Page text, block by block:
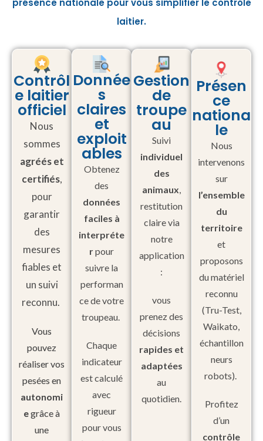
présence nationale pour vous simplifier le contrôle
laitier.
Contrôl
e laitier
officiel
Nous
sommes
agréés et
certifiés,
pour
garantir
des
mesures
fiables et
un suivi
reconnu.
Vous
pouvez
réaliser vos
pesées en
autonomi
egrâce à
une
Donnée
s
claires
et
exploit
ables
Obtenez
des
données
faciles à
interpréte
rpour
suivre la
performan
ce de votre
troupeau.
Chaque
indicateur
est calculé
avec
rigueur
pour vous
Gestion
de
troupe
au
Suivi
individuel
des
animaux,
restitution
claire via
notre
application
:
vous
prenez des
décisions
rapides et
adaptées
au
quotidien.
Présen
ce
nationa
le
Nous
intervenons
sur
l’ensemble
du
territoire
et
proposons
du matériel
reconnu
(Tru-Test,
Waikato,
échantillon
neurs
robots).
Profitez
d’un
contrôle